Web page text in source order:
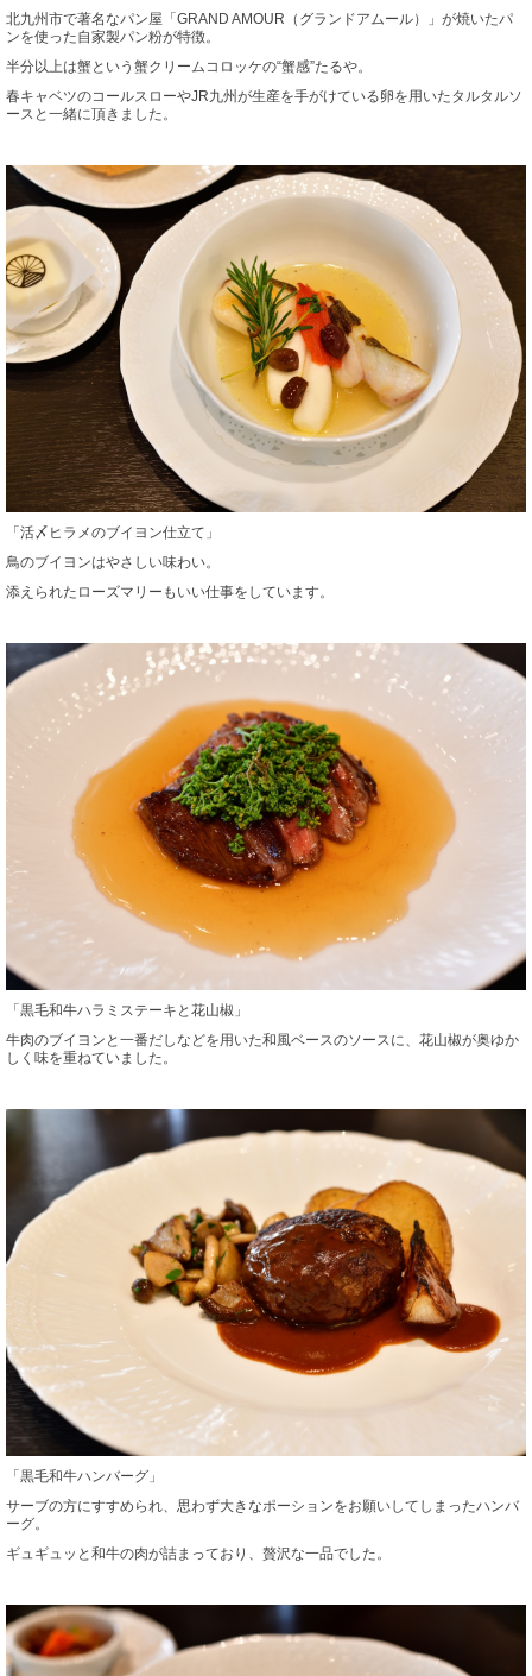
北九州市で著名なパン屋「GRAND AMOUR（グランドアムール）」が焼いたパ
ンを使った自家製パン粉が特徴。
半分以上は蟹という蟹クリームコロッケの“蟹感”たるや。
春キャベツのコールスローやJR九州が生産を手がけている卵を用いたタルタルソ
ースと一緒に頂きました。
「活〆ヒラメのブイヨン仕立て」
鳥のブイヨンはやさしい味わい。
添えられたローズマリーもいい仕事をしています。
「黒毛和牛ハラミステーキと花山椒」
牛肉のブイヨンと一番だしなどを用いた和風ベースのソースに、花山椒が奥ゆか
しく味を重ねていました。
「黒毛和牛ハンバーグ」
サーブの方にすすめられ、思わず大きなポーションをお願いしてしまったハンバ
ーグ。
ギュギュッと和牛の肉が詰まっており、贅沢な一品でした。